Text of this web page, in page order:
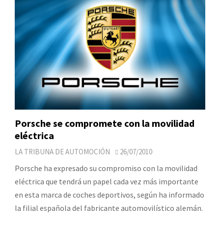
Porsche se compromete con la movilidad
eléctrica
LA TRIBUNA DE AUTOMOCIÓN 26/07/2010
Porsche ha expresado su compromiso con la movilidad
eléctrica que tendrá un papel cada vez más importante
en esta marca de coches deportivos, según ha informado
la filial española del fabricante automovilístico alemán.